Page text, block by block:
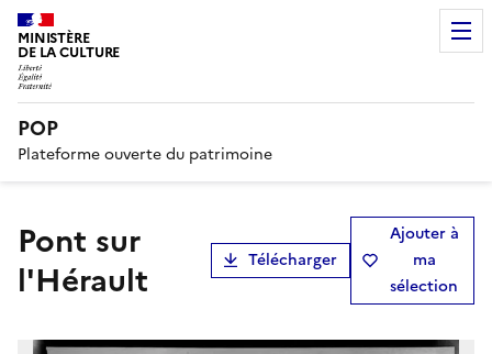
MINISTÈRE
DE LA CULTURE
POP
Plateforme ouverte du patrimoine
pont sur
l'Hérault
Télécharger
Ajouter à
ma
sélection